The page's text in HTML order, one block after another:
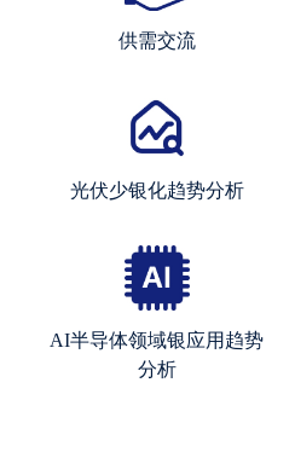
供需交流
光伏少银化趋势分析
AI半导体领域银应用趋势
分析